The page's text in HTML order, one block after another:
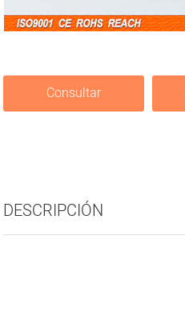
Consultar
DESCRIPCIÓN